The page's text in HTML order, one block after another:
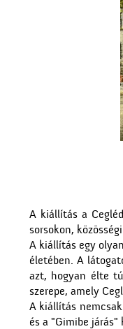
A kiállítás a
sorsokon,
A kiállítás egy
életében. A
azt, hogyan élte
szerepe, amely
A kiállítás
és a "Gimibe